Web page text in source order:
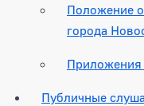
Положение
города
Приложения
Публичные